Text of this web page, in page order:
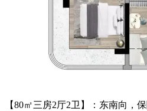
【80㎡三房2厅2卫】：东南向，